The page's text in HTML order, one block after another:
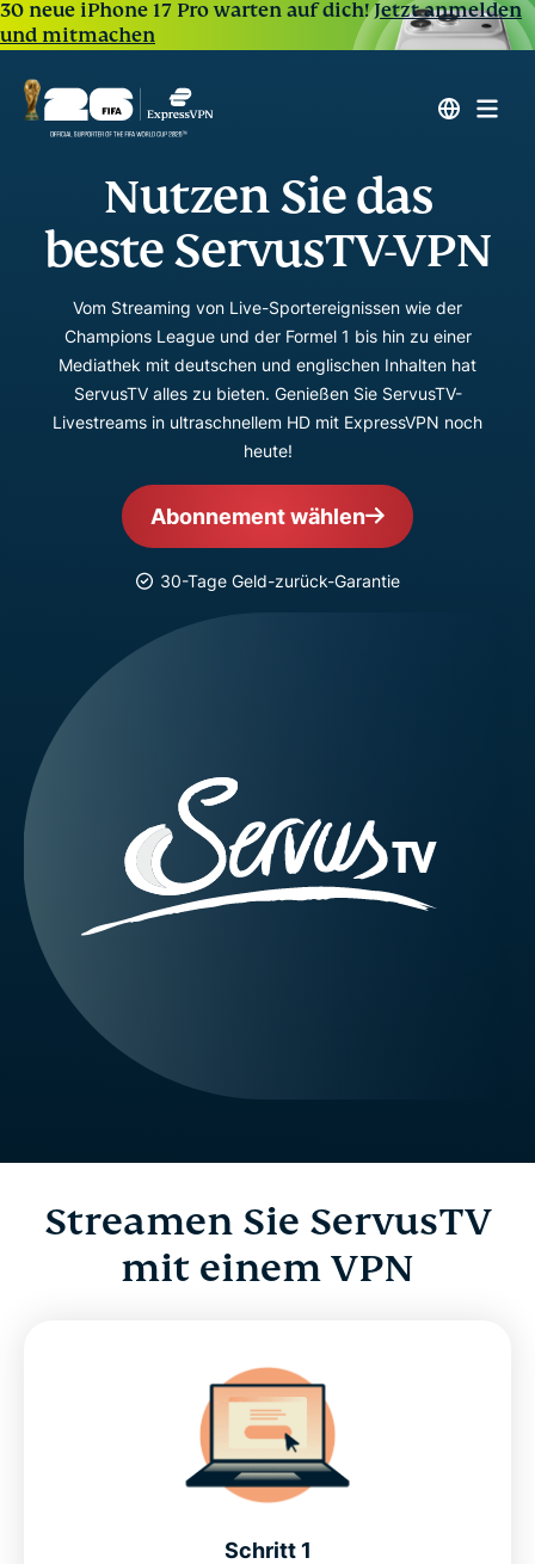
30 neue iPhone 17 Pro warten auf dich!Jetzt anmelden
und mitmachen
Nutzen Sie das
beste ServusTV-VPN
Vom Streaming von Live-Sportereignissen wie der
Champions League und der Formel 1 bis hin zu einer
Mediathek mit deutschen und englischen Inhalten hat
ServusTV alles zu bieten. Genießen Sie ServusTV-
Livestreams in ultraschnellem HD mit ExpressVPN noch
heute!
Abonnement wählen
30-Tage Geld-zurück-Garantie
Streamen Sie ServusTV
mit einem VPN
Schritt 1